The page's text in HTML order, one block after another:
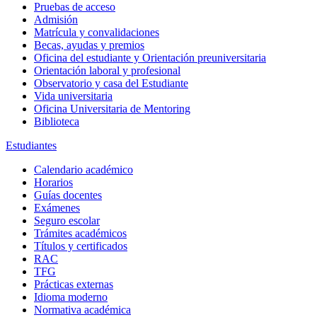
Pruebas de acceso
Admisión
Matrícula y convalidaciones
Becas, ayudas y premios
Oficina del estudiante y Orientación preuniversitaria
Orientación laboral y profesional
Observatorio y casa del Estudiante
Vida universitaria
Oficina Universitaria de Mentoring
Biblioteca
Estudiantes
Calendario académico
Horarios
Guías docentes
Exámenes
Seguro escolar
Trámites académicos
Títulos y certificados
RAC
TFG
Prácticas externas
Idioma moderno
Normativa académica